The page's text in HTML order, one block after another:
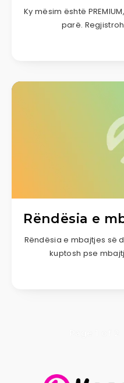
Ky mësim është
parë.
Rëndësia e
Rëndësia e mbajtjes së
kuptosh pse